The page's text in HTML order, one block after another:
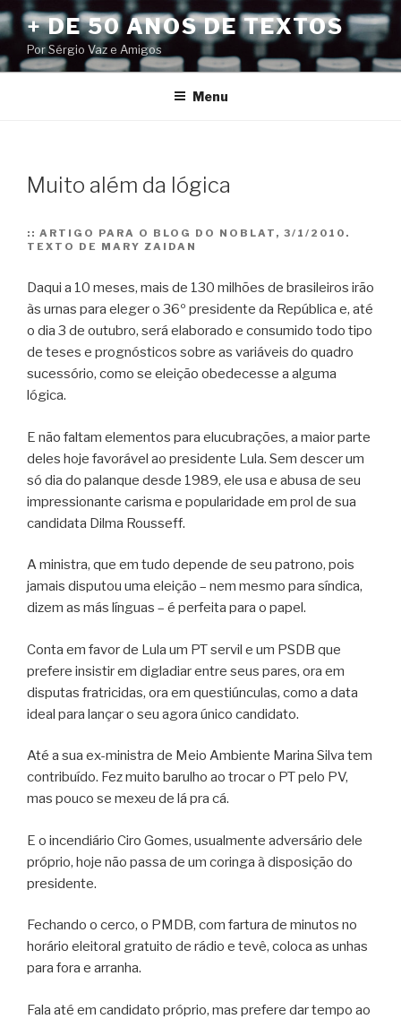
Pular
para
o
conteúdo
+ DE 50 ANOS DE TEXTOS
Por Sérgio Vaz e Amigos
Menu
Muito além da lógica
:: ARTIGO PARA O BLOG DO NOBLAT, 3/1/2010.
TEXTO DE MARY ZAIDAN
Daqui a 10 meses, mais de 130 milhões de brasileiros irão
às urnas para eleger o 36º presidente da República e, até
o dia 3 de outubro, será elaborado e consumido todo tipo
de teses e prognósticos sobre as variáveis do quadro
sucessório, como se eleição obedecesse a alguma
lógica.
E não faltam elementos para elucubrações, a maior parte
deles hoje favorável ao presidente Lula. Sem descer um
só dia do palanque desde 1989, ele usa e abusa de seu
impressionante carisma e popularidade em prol de sua
candidata Dilma Rousseff.
A ministra, que em tudo depende de seu patrono, pois
jamais disputou uma eleição – nem mesmo para síndica,
dizem as más línguas – é perfeita para o papel.
Conta em favor de Lula um PT servil e um PSDB que
prefere insistir em digladiar entre seus pares, ora em
disputas fratricidas, ora em questiúnculas, como a data
ideal para lançar o seu agora único candidato.
Até a sua ex-ministra de Meio Ambiente Marina Silva tem
contribuído. Fez muito barulho ao trocar o PT pelo PV,
mas pouco se mexeu de lá pra cá.
E o incendiário Ciro Gomes, usualmente adversário dele
próprio, hoje não passa de um coringa à disposição do
presidente.
Fechando o cerco, o PMDB, com fartura de minutos no
horário eleitoral gratuito de rádio e tevê, coloca as unhas
para fora e arranha.
Fala até em candidato próprio, mas prefere dar tempo ao